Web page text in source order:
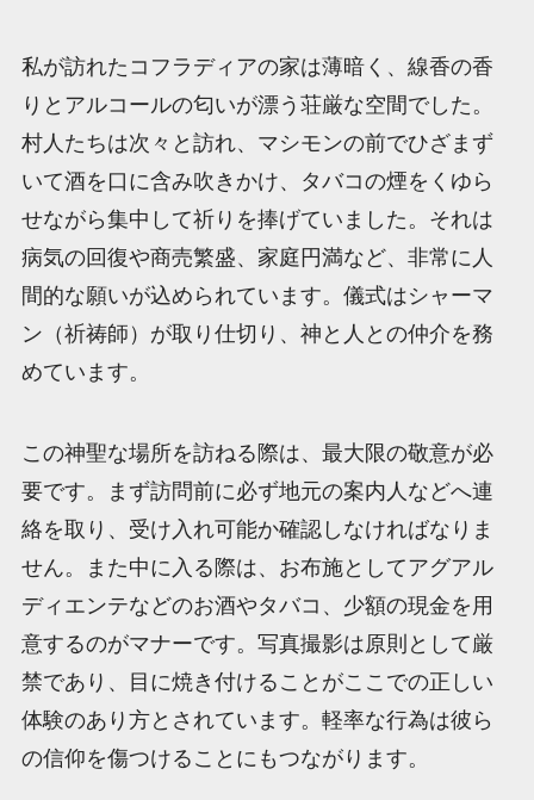
私が訪れたコフラディアの家は薄暗く、線香の香
りとアルコールの匂いが漂う荘厳な空間でした。
村人たちは次々と訪れ、マシモンの前でひざまず
いて酒を口に含み吹きかけ、タバコの煙をくゆら
せながら集中して祈りを捧げていました。それは
病気の回復や商売繁盛、家庭円満など、非常に人
間的な願いが込められています。儀式はシャーマ
ン（祈祷師）が取り仕切り、神と人との仲介を務
めています。
この神聖な場所を訪ねる際は、最大限の敬意が必
要です。まず訪問前に必ず地元の案内人などへ連
絡を取り、受け入れ可能か確認しなければなりま
せん。また中に入る際は、お布施としてアグアル
ディエンテなどのお酒やタバコ、少額の現金を用
意するのがマナーです。写真撮影は原則として厳
禁であり、目に焼き付けることがここでの正しい
体験のあり方とされています。軽率な行為は彼ら
の信仰を傷つけることにもつながります。